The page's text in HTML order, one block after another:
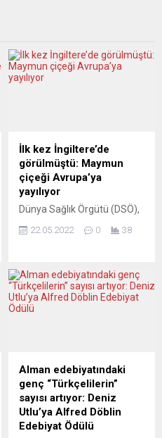
İlk kez İngiltere’de
görülmüştü: Maymun
çiçeği Avrupa’ya
yayılıyor
Dünya Sağlık Örgütü (DSÖ),
ve daha sona Avrupa
kadar 80 kişiye bulaştığını
doğruladı. Örgütün internet
sitesinde yer alan yazılı
yakinen takip ettiği belirtildi.
Bu kapsamda DSÖ’ye 12
ülkeden bildirilen 80
civarında vakanın...
22.05.2022 0 38
Alman edebiyatındaki
genç “Türkçelilerin”
sayısı artıyor: Deniz
Utlu’ya Alfred Döblin
Edebiyat Ödülü